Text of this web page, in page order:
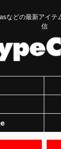
などの最新アイテ
信